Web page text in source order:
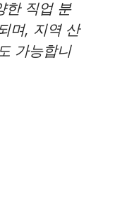
한 직업 분
며, 지역 산
가능합니